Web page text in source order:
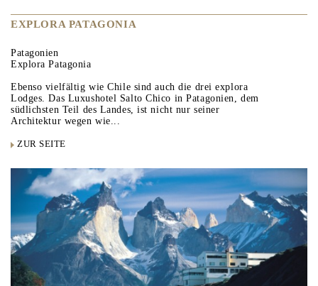
EXPLORA PATAGONIA
Patagonien
Explora Patagonia
Ebenso vielfältig wie Chile sind auch die drei explora
Lodges. Das Luxushotel Salto Chico in Patagonien, dem
südlichsten Teil des Landes, ist nicht nur seiner
Architektur wegen wie...
ZUR SEITE